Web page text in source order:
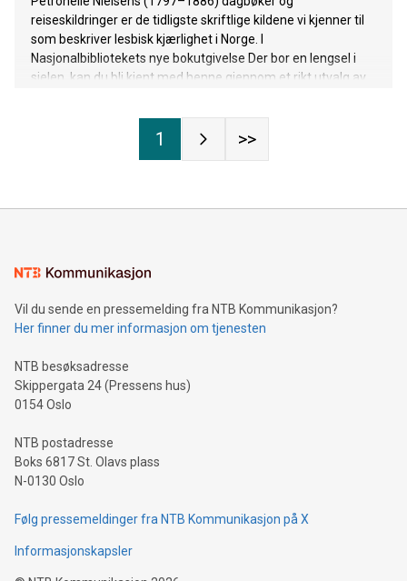
reiseskildringer er de tidligste skriftlige kildene vi kjenner til
som beskriver lesbisk kjærlighet i Norge. I
Nasjonalbibliotekets nye bokutgivelse Der bor en lengsel i
sjelen, kan du bli kjent med henne gjennom et rikt utvalg av
1 >>
Vil du sende en pressemelding fra NTB Kommunikasjon?
Her finner du mer informasjon om tjenesten
NTB besøksadresse
Skippergata 24 (Pressens hus)
0154 Oslo
NTB postadresse
Boks 6817 St. Olavs plass
N-0130 Oslo
Følg pressemeldinger fra NTB Kommunikasjon på X
Informasjonskapsler